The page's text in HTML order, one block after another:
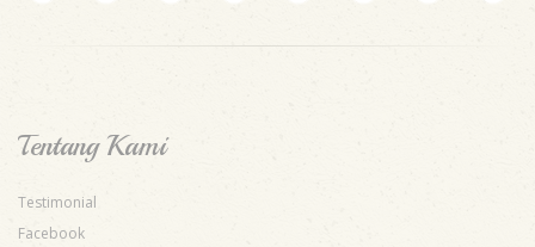
Tentang Kami
Testimonial
Facebook